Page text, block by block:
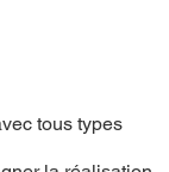
tous types